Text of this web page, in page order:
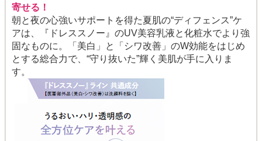
寄せる！
朝と夜の心強いサポートを得た夏肌の“ディフェンス”ケ
アは、『ドレススノー』のUV美容乳液と化粧水でより強
固なものに。「美白」と「シワ改善」のW効能をはじめ
とする総合力で、“守り抜いた”輝く美肌が手に入りま
す。